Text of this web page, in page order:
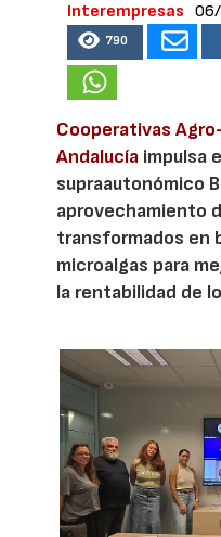
Interempresas
790
Cooperativas
Andalucía impulsa
supraautonómico
aprovechamiento
transformados en
microalgas para
la rentabilidad de